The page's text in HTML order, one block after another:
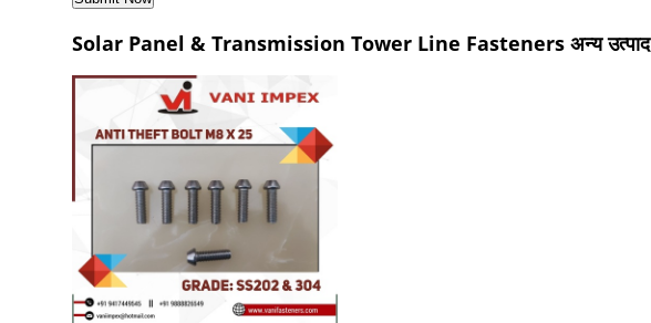
Solar Panel & Transmission Tower Line Fasteners अन्य उत्पाद